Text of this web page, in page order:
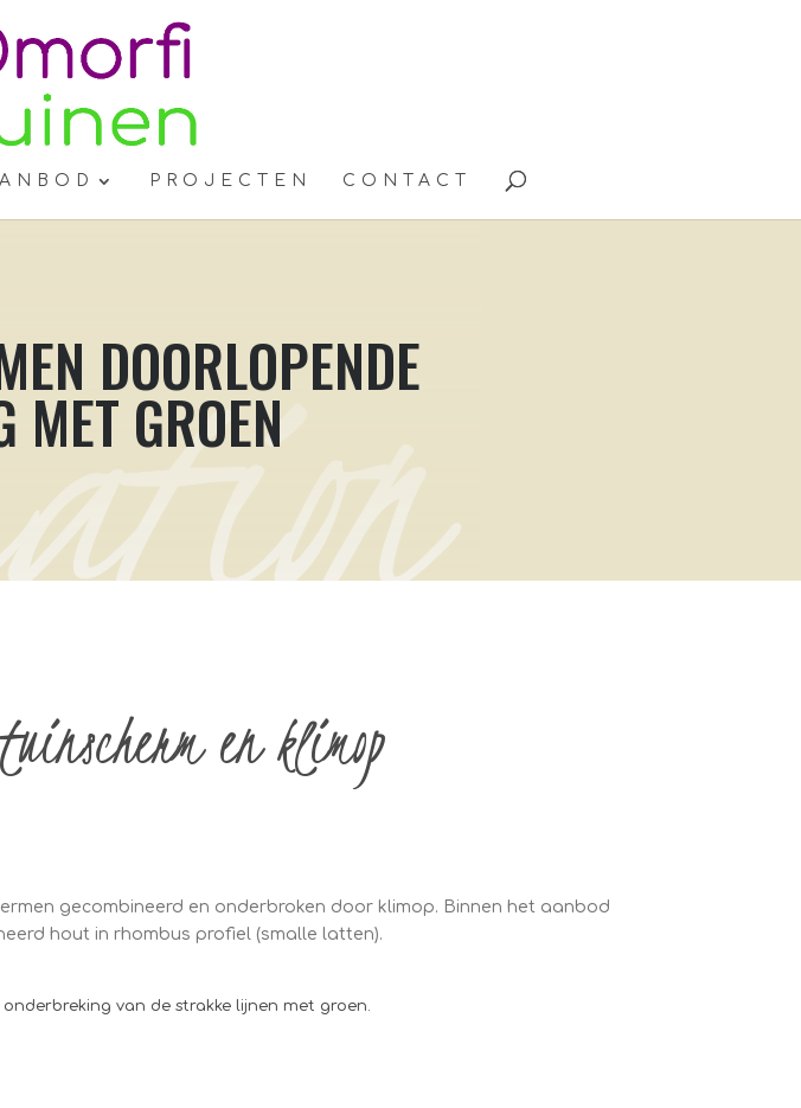
PROJECTEN CONTACT
DOORLOPENDE
MET GROEN
en klimop
gecombineerd en onderbroken door klimop. Binnen het aanbod
hout in rhombus profiel (smalle latten).
van de strakke lijnen met groen.